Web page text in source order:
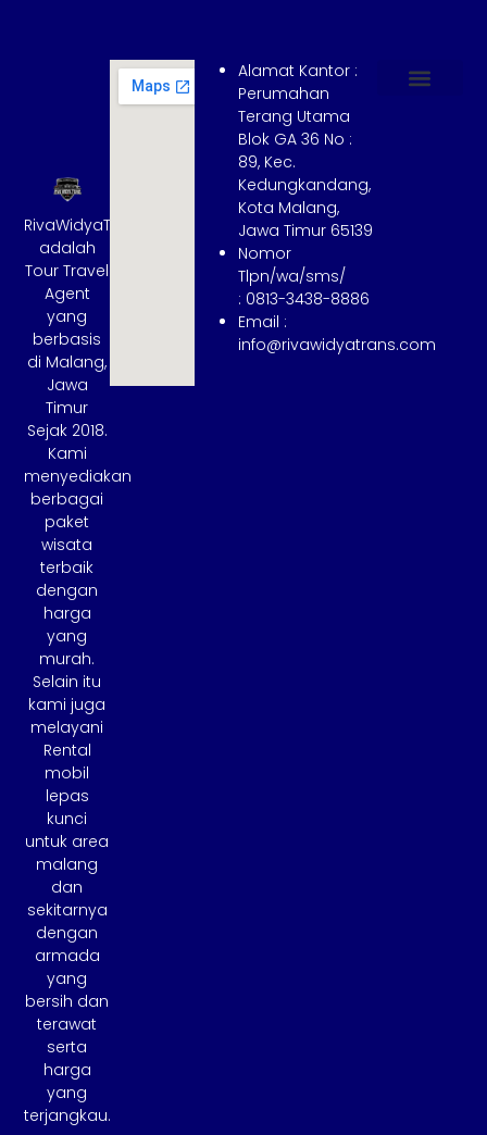
RivaWidyaTrans
adalah
Tour Travel
Agent
yang
berbasis
di Malang,
Jawa
Timur
Sejak 2018.
Kami
menyediakan
berbagai
paket
wisata
terbaik
dengan
harga
yang
murah.
Selain itu
kami juga
melayani
Rental
mobil
lepas
kunci
untuk area
malang
dan
sekitarnya
dengan
armada
yang
bersih dan
terawat
serta
harga
yang
terjangkau.
Alamat Kantor :
Perumahan
Terang Utama
Blok GA 36 No :
89, Kec.
Kedungkandang,
Kota Malang,
Jawa Timur 65139
Nomor
Tlpn/wa/sms/
: 0813-3438-8886
Email :
info@rivawidyatrans.com